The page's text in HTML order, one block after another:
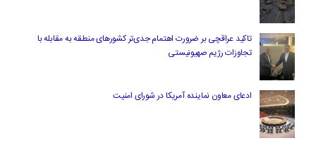
تاکید عراقچی بر ضرورت اهتمام جدی‌تر کشورهای منطقه به مقابله با
تجاوزات رژیم صهیونیستی
ادعای معاون نماینده آمریکا در شورای امنیت